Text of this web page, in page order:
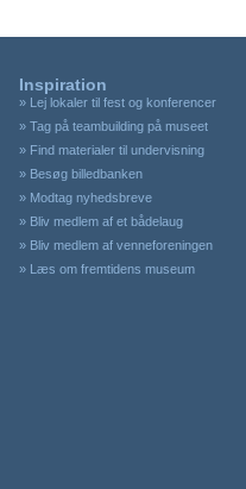
Inspiration
» Lej lokaler til fest og konferencer
» Tag på teambuilding på museet
» Find materialer til undervisning
» Besøg billedbanken
» Modtag nyhedsbreve
» Bliv medlem af et bådelaug
» Bliv medlem af venneforeningen
» Læs om fremtidens museum